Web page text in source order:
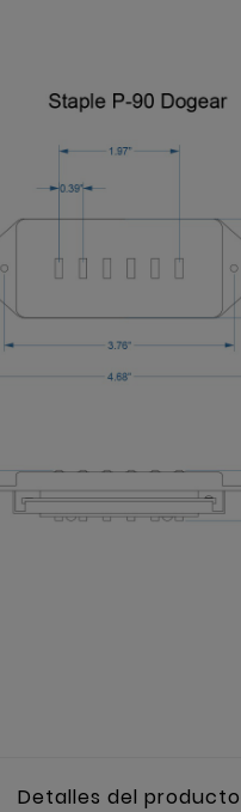
Detalles del producto